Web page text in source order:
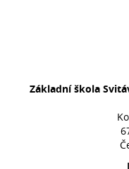
Základní škola